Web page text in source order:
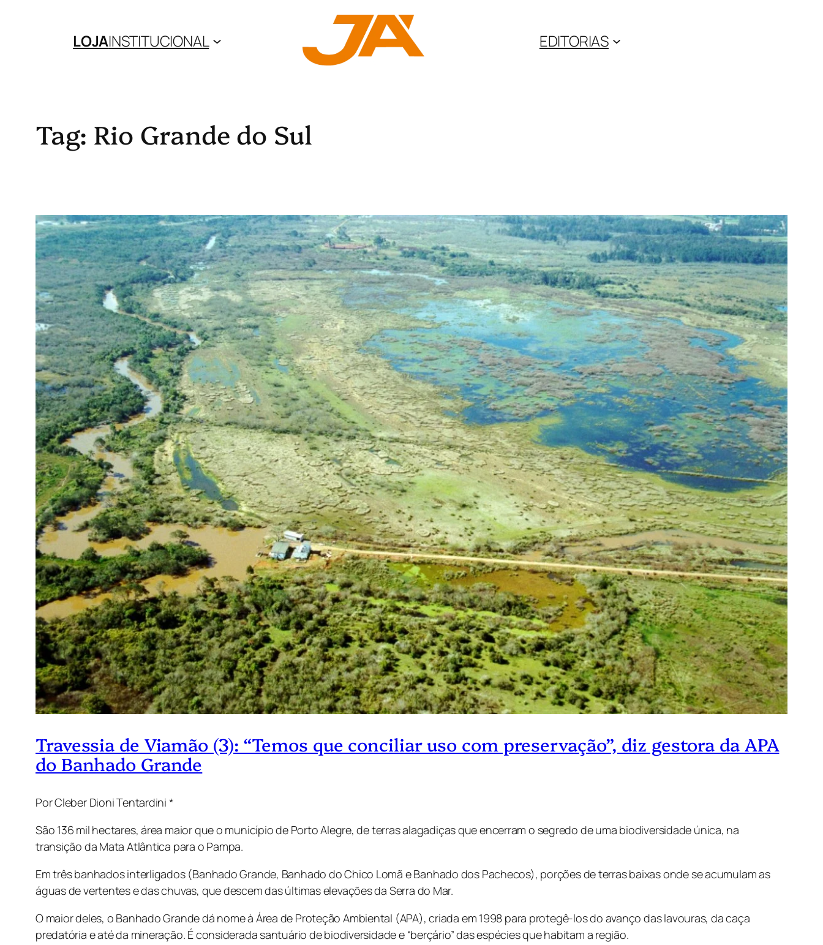
LOJAINSTITUCIONAL EDITORIAS
Tag: Rio Grande do Sul
Travessia de Viamão (3): “Temos que conciliar uso com preservação”, diz gestora da APA
do Banhado Grande
Por Cleber Dioni Tentardini *
São 136 mil hectares, área maior que o município de Porto Alegre, de terras alagadiças que encerram o segredo de uma biodiversidade única, na
transição da Mata Atlântica para o Pampa.
Em três banhados interligados (Banhado Grande, Banhado do Chico Lomã e Banhado dos Pachecos), porções de terras baixas onde se acumulam as
águas de vertentes e das chuvas, que descem das últimas elevações da Serra do Mar.
O maior deles, o Banhado Grande dá nome à Área de Proteção Ambiental (APA), criada em 1998 para protegê-los do avanço das lavouras, da caça
predatória e até da mineração. É considerada santuário de biodiversidade e “berçário” das espécies que habitam a região.